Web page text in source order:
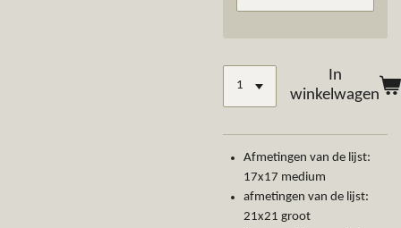
In
winkelwagen
Afmetingen van de lijst:
17x17 medium
afmetingen van de lijst:
21x21 groot